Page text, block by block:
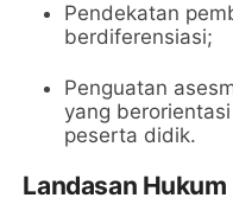
Pendekatan
berdiferensiasi;
Penguatan
yang
peserta didik.
Landasan Hukum